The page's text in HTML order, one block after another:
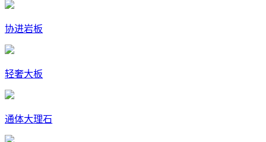
协进岩板
轻奢大板
通体大理石